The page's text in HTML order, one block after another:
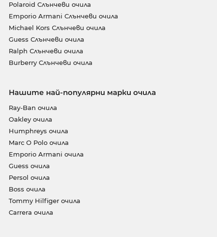
Polaroid Слънчеви очила
Emporio Armani Слънчеви очила
Michael Kors Слънчеви очила
Guess Слънчеви очила
Ralph Слънчеви очила
Burberry Слънчеви очила
Нашите най-популярни марки очила
Ray-Ban очила
Oakley очила
Humphreys очила
Marc O Polo очила
Emporio Armani очила
Guess очила
Persol очила
Boss очила
Tommy Hilfiger очила
Carrera очила